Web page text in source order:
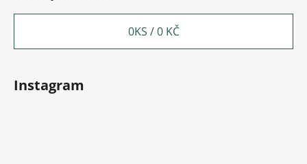
0KS /0 KČ
Instagram